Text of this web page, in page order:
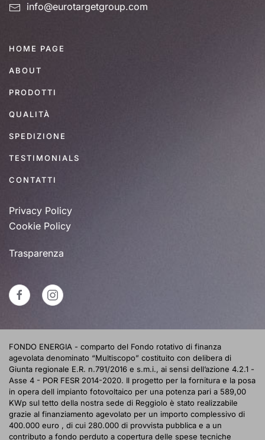
info@eurotargetgroup.com
HOME PAGE
ABOUT
PRODOTTI
QUALITÀ
SPEDIZIONE
TESTIMONIALS
CONTATTI
Privacy Policy
Cookie Policy
Trasparenza
FONDO ENERGIA - comparto del Fondo rotativo di finanza
agevolata denominato “Multiscopo” costituito con delibera di
Giunta regionale E.R. n.791/2016 e s.m.i., ai sensi dell’azione 4.2.1 -
Asse 4 - POR FESR 2014-2020. Il progetto per la fornitura e la posa
in opera dell impianto fotovoltaico per una potenza pari a 589,00
KWp sul tetto della nostra sede di Reggiolo è stato realizzabile
grazie al finanziamento agevolato per un importo complessivo di
400.000 euro , di cui 280.000 di provvista pubblica e a un
contributo a fondo perduto a copertura delle spese tecniche